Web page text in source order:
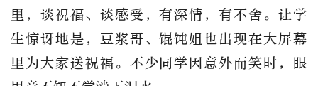
里，谈祝福、谈感受，有深情，有不舍。让学
生惊讶地是，豆浆哥、馄饨姐也出现在大屏幕
里为大家送祝福。不少同学因意外而笑时，眼